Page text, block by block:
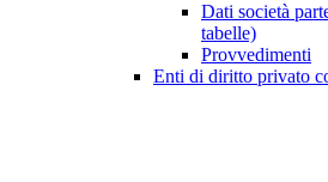
Dati società
tabelle)
Provvedimenti
Enti di diritto privato